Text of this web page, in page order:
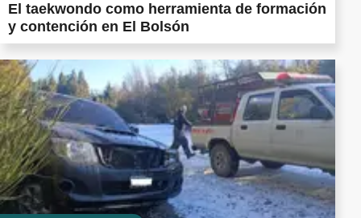
El taekwondo como herramienta de formación
y contención en El Bolsón